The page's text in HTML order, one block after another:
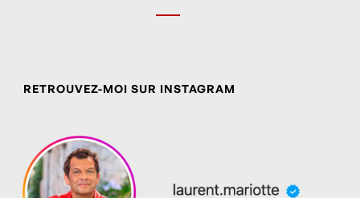
RETROUVEZ-MOI SUR INSTAGRAM